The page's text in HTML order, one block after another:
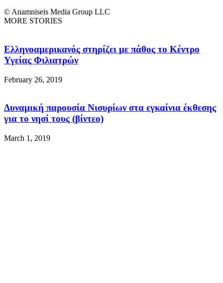
© Anamniseis Media Group LLC
MORE STORIES
Ελληνοαμερικανός στηρίζει με πάθος το Κέντρο
Υγείας Φιλιατρών
February 26, 2019
Δυναμική παρουσία Νισυρίων στα εγκαίνια έκθεσης
για το νησί τους (βίντεο)
March 1, 2019